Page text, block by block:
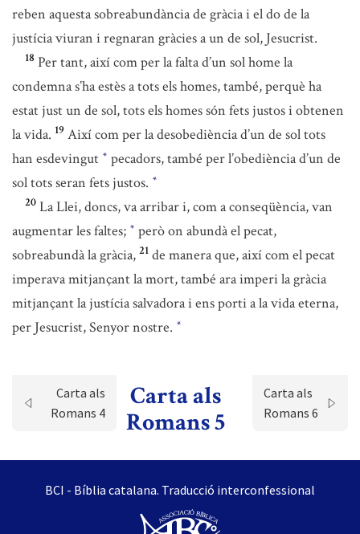
reben aquesta sobreabundància de gràcia i el do de la
justícia viuran i regnaran gràcies a un de sol, Jesucrist.
18 Per tant, així com per la falta d’un sol home la
condemna s’ha estès a tots els homes, també, perquè ha
estat just un de sol, tots els homes són fets justos i obtenen
la vida. 19 Així com per la desobediència d’un de sol tots
han esdevingut * pecadors, també per l’obediència d’un de
sol tots seran fets justos. *
20 La Llei, doncs, va arribar i, com a conseqüència, van
augmentar les faltes; * però on abundà el pecat,
sobreabundà la gràcia, 21 de manera que, així com el pecat
imperava mitjançant la mort, també ara imperi la gràcia
mitjançant la justícia salvadora i ens porti a la vida eterna,
per Jesucrist, Senyor nostre. *
Carta als
Romans 4
Carta als
Romans 5
Carta als
Romans 6
BCI - Bíblia catalana. Traducció interconfessional